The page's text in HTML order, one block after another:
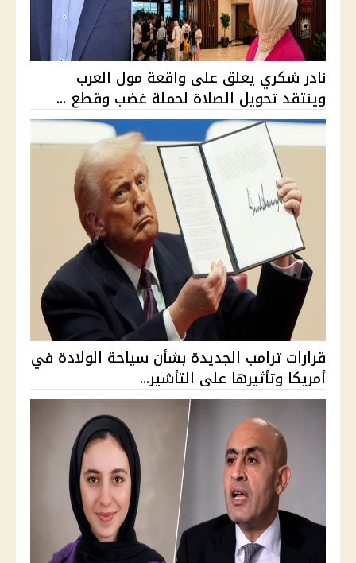
نادر شكري يعلق على واقعة مول العرب
وينتقد تحويل الصلاة لحملة غضب وقطع ...
قرارات ترامب الجديدة بشأن سياحة الولادة في
أمريكا وتأثيرها على التأشير...